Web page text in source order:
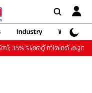
Industry
Web
നിരക്ക് കുറവില്‍